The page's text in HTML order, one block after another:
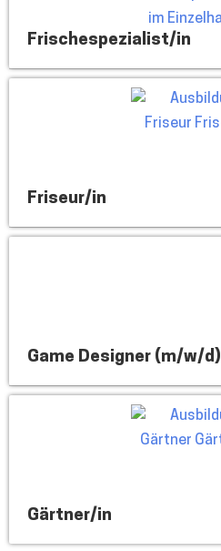
Frischespezialist/in
Friseur/in
Game Designer (m/w/d)
Gärtner/in